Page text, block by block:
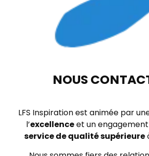
NOUS
LFS Inspiration est animée par
l’excellenceet un
service de qualité supérieure